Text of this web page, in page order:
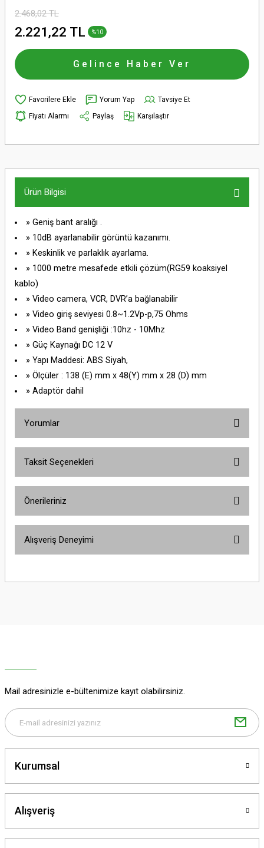
2.468,02 TL
2.221,22 TL %10
Gelince Haber Ver
Yorum Yap
Tavsiye Et
Fiyatı Alarmı
Paylaş Karşılaştır
Ürün Bilgisi
» Geniş bant aralığı .
» 10dB ayarlanabilir görüntü kazanımı.
» Keskinlik ve parlaklık ayarlama.
» 1000 metre mesafede etkili çözüm(RG59 koaksiyel
kablo)
» Video camera, VCR, DVR’a bağlanabilir
» Video giriş seviyesi 0.8~1.2Vp-p,75 Ohms
» Video Band genişliği :10hz - 10Mhz
» Güç Kaynağı DC 12 V
» Yapı Maddesi: ABS Siyah,
» Ölçüler : 138 (E) mm x 48(Y) mm x 28 (D) mm
» Adaptör dahil
Yorumlar
Taksit Seçenekleri
Önerileriniz
yetersiz gördüğünüz noktaları öneri formunu kullanarak tarafımıza
Gönder
Alışveriş Deneyimi
Mail adresinizle e-bültenimize kayıt olabilirsiniz.
Kurumsal
Alışveriş